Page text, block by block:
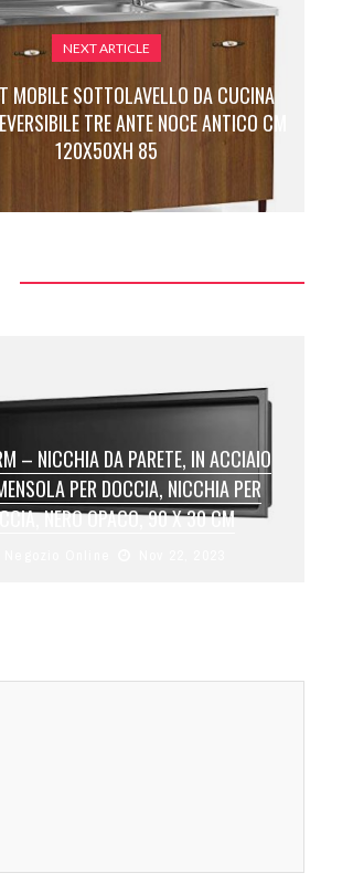
NEXT ARTICLE
MOBILE SOTTOLAVELLO DA CUCINA
TRE ANTE NOCE ANTICO CM
120X50XH 85
– NICCHIA DA PARETE, IN ACCIAIO
PER DOCCIA, NICCHIA PER
NERO OPACO, 90 X 30 CM